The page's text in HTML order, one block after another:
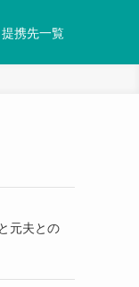
携先一覧
元夫との